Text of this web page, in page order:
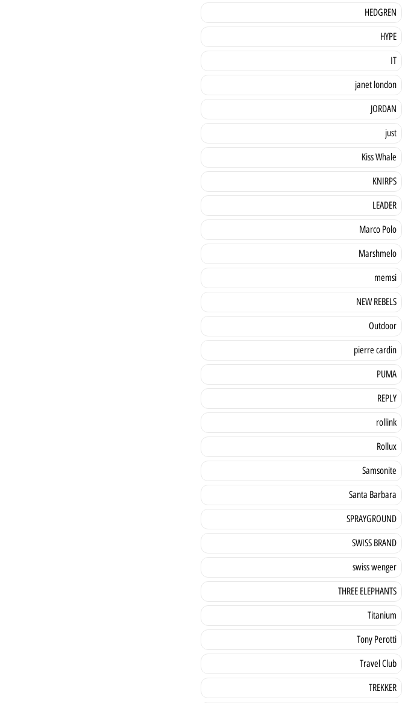
HEDGREN
HYPE
IT
janet london
JORDAN
just
Kiss Whale
KNIRPS
LEADER
Marco Polo
Marshmelo
memsi
NEW REBELS
Outdoor
pierre cardin
PUMA
REPLY
rollink
Rollux
Samsonite
Santa Barbara
SPRAYGROUND
SWISS BRAND
swiss wenger
THREE ELEPHANTS
Titanium
Tony Perotti
Travel Club
TREKKER